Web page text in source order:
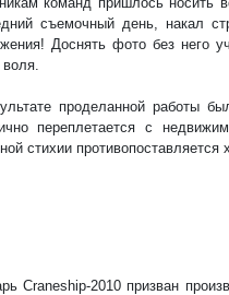
съемочный день, накал
Доснять фото без него
проделанной работы
переплетается с
стихии противопоставляется
Craneship-2010 призван